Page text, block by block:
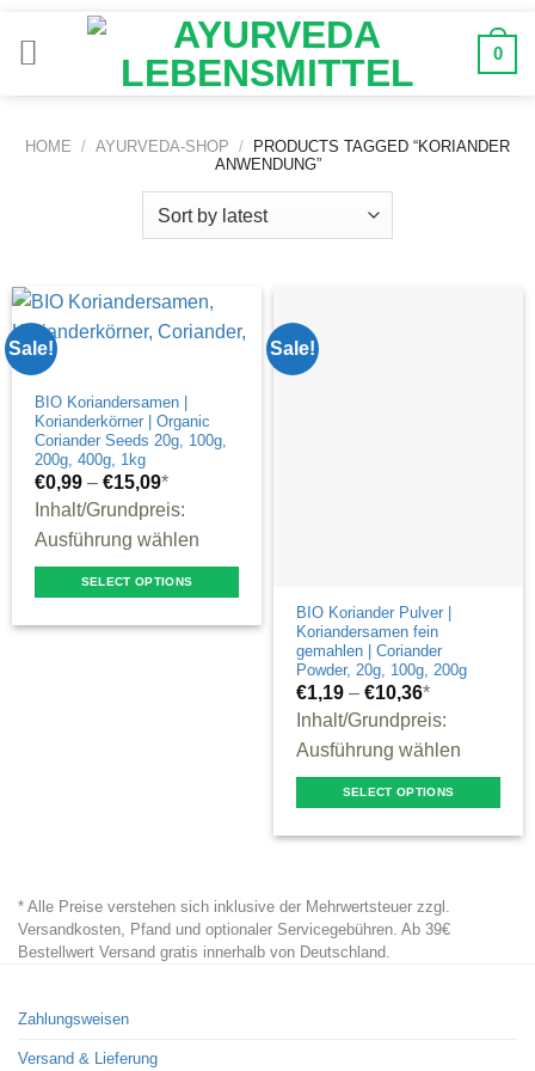
Inhalt
0
HOME / AYURVEDA-SHOP /
PRODUCTS TAGGED “KORIANDER
ANWENDUNG”
Sale!
BIO Koriandersamen |
Korianderkörner | Organic
Coriander Seeds 20g, 100g,
200g, 400g, 1kg
€0,99 –€15,09*
Inhalt/Grundpreis:
Ausführung wählen
SELECT OPTIONS
on
the
Sale!
BIO Koriander Pulver |
Koriandersamen fein
gemahlen | Coriander
Powder, 20g, 100g, 200g
€1,19 –€10,36*
Inhalt/Grundpreis:
Ausführung wählen
SELECT OPTIONS
multiple
variants.
* Alle Preise verstehen sich inklusive der Mehrwertsteuer zzgl.
Versandkosten, Pfand und optionaler Servicegebühren. Ab 39€
Bestellwert Versand gratis innerhalb von Deutschland.
Zahlungsweisen
Versand & Lieferung